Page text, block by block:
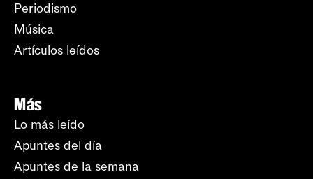
Periodismo
Música
Artículos leídos
Más
Lo más leído
Apuntes del día
Apuntes de la semana